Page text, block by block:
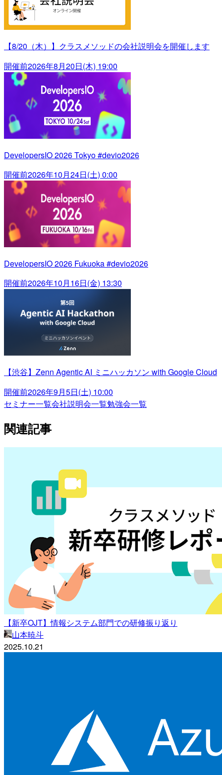
【8/20（木）】クラスメソッドの会社説明会を開催します
開催前2026年8月20日(木) 19:00
DevelopersIO 2026 Tokyo #devio2026
開催前2026年10月24日(土) 0:00
DevelopersIO 2026 Fukuoka #devio2026
開催前2026年10月16日(金) 13:30
【渋谷】Zenn Agentic AI ミニハッカソン with Google Cloud
開催前2026年9月5日(土) 10:00
セミナー一覧会社説明会一覧勉強会一覧
関連記事
【新卒OJT】情報システム部門での研修振り返り
山本暁斗
2025.10.21